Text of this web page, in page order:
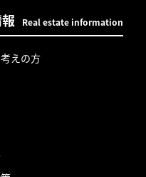
Real estate information
えの方